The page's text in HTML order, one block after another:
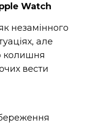
Watch
незамінного
але
колишня
вести